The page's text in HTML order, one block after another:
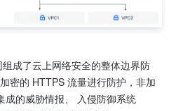
成了云上网络安全的整体边界防
密的 HTTPS 流量进行防护，非加
成的威胁情报、 入侵防御系统